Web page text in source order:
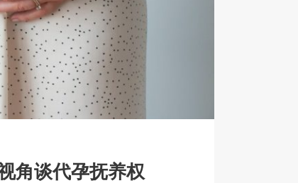
角谈代孕抚养权